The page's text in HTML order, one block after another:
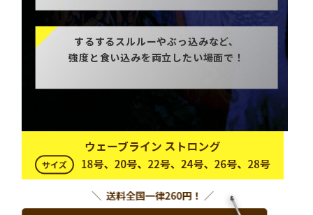
するするスルルーやぶっ込みなど、
強度と食い込みを両立したい場面で！